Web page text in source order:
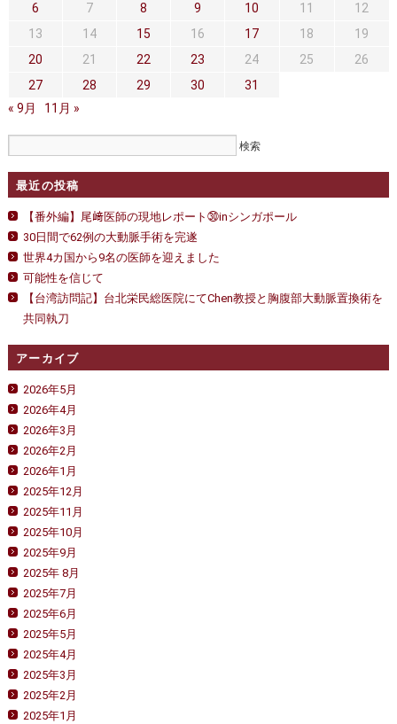
セカンドオピニオン 治療費について
正しい病院の選び方 アクセス
私どもの特色
手術概要
医師募集情報
トピックス一覧
6
7 8 9 10 11
12
13
14 15 16 17 18
19
20
21 22 23 24 25
26
27
28 29 30
31
« 9月
11月 »
最近の投稿
【番外編】尾﨑医師の現地レポート㉚inシンガポール
30日間で62例の大動脈手術を完遂
世界4カ国から9名の医師を迎えました
可能性を信じて
【台湾訪問記】台北栄民総医院にてChen教授と胸腹部大動脈置換術を
共同執刀
アーカイブ
2026年5月
2026年4月
2026年3月
2026年2月
2026年1月
2025年12月
2025年11月
2025年10月
2025年9月
2025年 8月
2025年7月
2025年6月
2025年5月
2025年4月
2025年3月
2025年2月
2025年1月